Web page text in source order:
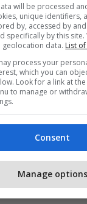
will be processed
unique identifiers,
by, accessed by
specifically by this
geolocation data. List
process your
which you can
Look for a link at
to manage or
Consent
Manage options